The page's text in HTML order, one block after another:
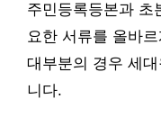
주민등록등본과 초
요한 서류를 올바
대부분의 경우 세
니다.